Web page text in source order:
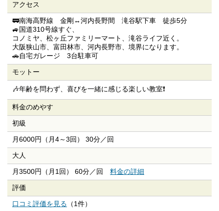
アクセス
🚃南海高野線 金剛↔河内長野間 滝谷駅下車 徒歩5分
🚙国道310号線すぐ、
コノミヤ、松ヶ丘ファミリーマート、滝谷ライフ近く。
大阪狭山市、富田林市、河内長野市、境界になります。
🚗自宅ガレージ 3台駐車可
モットー
🎶年齢を問わず、喜びを一緒に感じる楽しい教室❗
料金のめやす
初級
月6000円（月4～3回） 30分／回
大人
月3500円（月1回） 60分／回 料金の詳細
評価
口コミ評価を見る （1件）